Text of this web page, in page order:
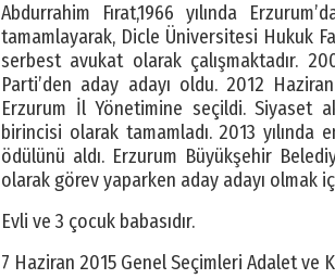
Abdurrahim Fırat,1966 yılında
tamamlayarak, Dicle Üniversitesi Hukuk
serbest avukat olarak çalışmaktadır.
Parti’den aday adayı oldu. 2012
Erzurum İl Yönetimine seçildi. Siyaset
birincisi olarak tamamladı. 2013
ödülünü aldı. Erzurum Büyükşehir
olarak görev yaparken aday adayı olmak
Evli ve 3 çocuk babasıdır.
7 Haziran 2015 Genel Seçimleri Adalet ve